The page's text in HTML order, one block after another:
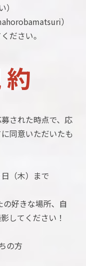
）
ださい。
約
された時点で、応
同意いただいたも
（木）まで
好きな場所、自
してください！
の方